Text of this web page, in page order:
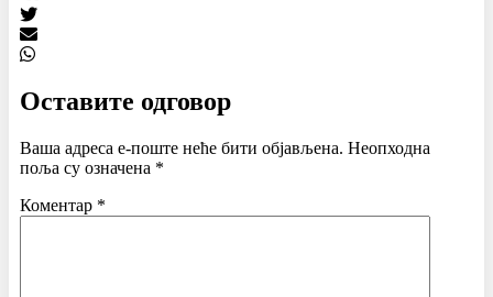
Оставите одговор
Ваша адреса е-поште неће бити објављена. Неопходна
поља су означена *
Коментар *